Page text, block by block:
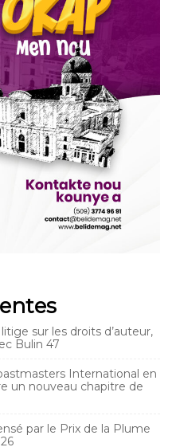
sur les droits d’auteur,
Bulin 47
International en
un nouveau chapitre de
par le Prix de la Plume